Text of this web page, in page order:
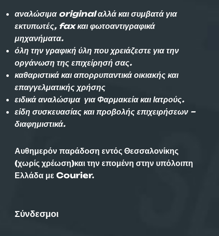
αναλώσιμα original αλλά και συμβατά για
εκτυπωτές, fax και φωτοαντιγραφικά
μηχανήματα.
όλη την γραφική ύλη που χρειάζεστε για την
οργάνωση της επιχείρησή σας.
καθαριστικά και απορρυπαντικά οικιακής και
επαγγελματικής χρήσης
ειδικά αναλώσιμα για Φαρμακεία και Ιατρούς.
είδη συσκευασίας και προβολής επιχειρήσεων –
διαφημιστικά.
Αυθημερόν παράδοση εντός Θεσσαλονίκης
(χωρίς χρέωση)και την επομένη στην υπόλοιπη
Ελλάδα με Courier.
Σύνδεσμοι